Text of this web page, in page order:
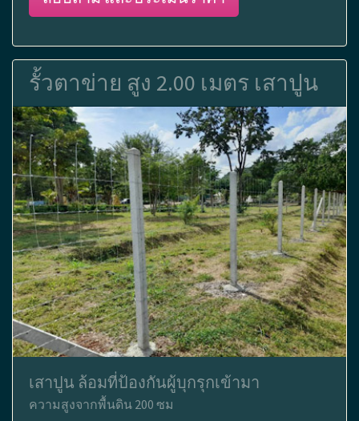
รั้วตาข่าย สูง 2.00 เมตร เสาปูน
เสาปูน ล้อมที่ป้องกันผู้บุกรุกเข้ามา
ความสูงจากพื้นดิน 200 ซม